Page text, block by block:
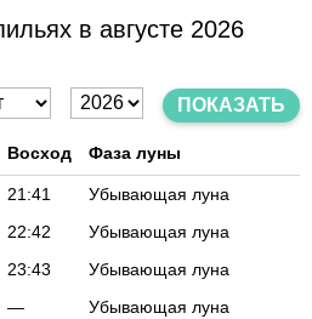
в августе 2026
ПОКАЗАТЬ
Восход Фаза луны
21:41
Убывающая луна
22:42
Убывающая луна
23:43
Убывающая луна
—
Убывающая луна